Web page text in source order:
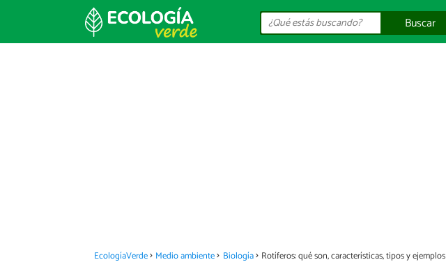
Buscar
EcologíaVerde Medio ambiente Biología Rotíferos: qué son, características, tipos y ejemplos